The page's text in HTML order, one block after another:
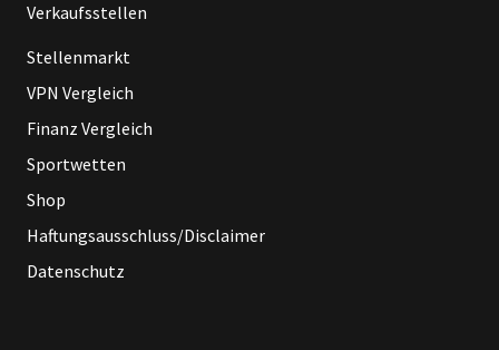
Verkaufsstellen
Stellenmarkt
VPN Vergleich
Finanz Vergleich
Sportwetten
Shop
Haftungsausschluss/Disclaimer
Datenschutz